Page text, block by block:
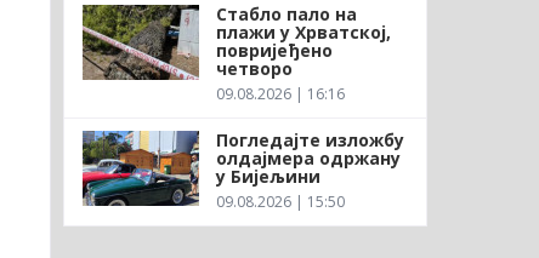
Стабло пало на
плажи у Хрватској,
повријеђено
четворо
09.08.2026 | 16:16
Погледајте изложбу
олдајмера одржану
у Бијељини
09.08.2026 | 15:50